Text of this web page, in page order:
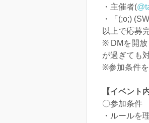
・主催者(
・「(;o;)
以上で応募
※ DMを開放
が過ぎても
※参加条件
【イベント
〇参加条件
・ルールを